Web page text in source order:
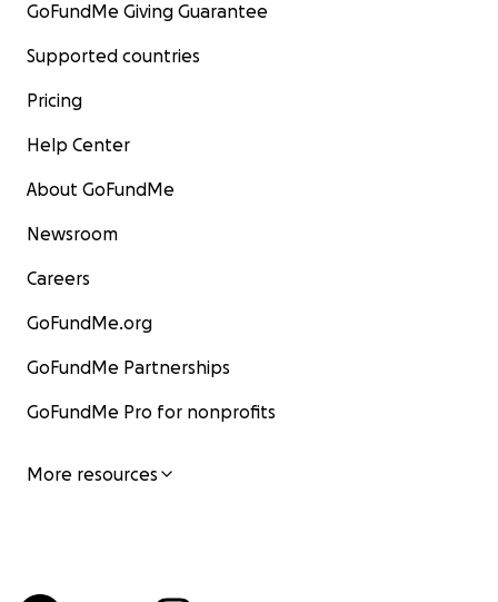
GoFundMe Giving Guarantee
Supported countries
Pricing
Help Center
About GoFundMe
Newsroom
Careers
GoFundMe.org
GoFundMe Partnerships
GoFundMe Pro for nonprofits
More resources